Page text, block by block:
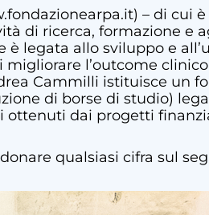
) – di cui
di ricerca, formazione e
è legata allo sviluppo e
l’outcome
Cammilli istituisce un
di borse di studio)
ottenuti dai progetti
qualsiasi cifra sul